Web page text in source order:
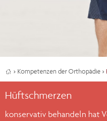
› Kompetenzen der Orthopädie›
Hüftschmerzen
konservativ behandeln hat